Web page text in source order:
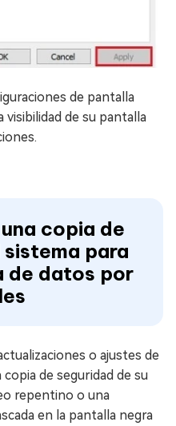
de pantalla
de su pantalla
copia de
para
de datos por
o ajustes de
de seguridad de su
repentino o una
en la pantalla negra